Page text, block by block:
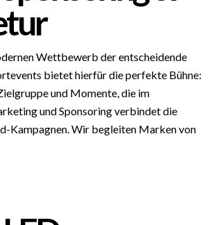
Wettbewerb der entscheidende
bietet hierfür die perfekte Bühne:
und Momente, die im
und Sponsoring verbindet die
Kampagnen. Wir begleiten Marken von